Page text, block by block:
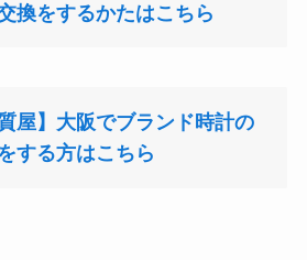
換をするかたはこちら
屋】大阪でブランド時計の
する方はこちら